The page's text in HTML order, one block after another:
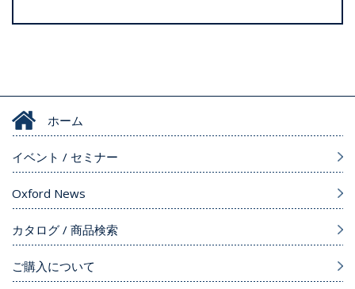
ホーム
イベント / セミナー
Oxford News
カタログ / 商品検索
ご購入について